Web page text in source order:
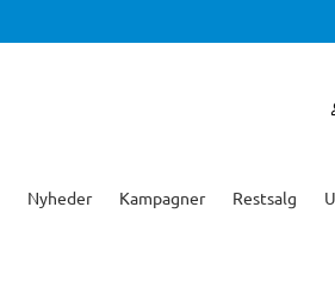
Nyheder Kampagner Restsalg